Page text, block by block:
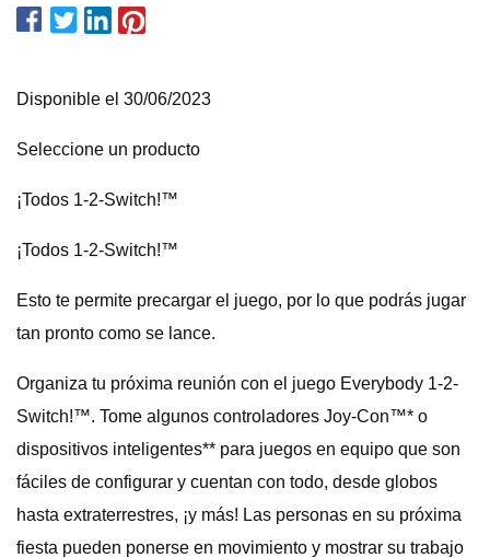
Disponible el 30/06/2023
Seleccione un producto
¡Todos 1-2-Switch!™
¡Todos 1-2-Switch!™
Esto te permite precargar el juego, por lo que podrás jugar
tan pronto como se lance.
Organiza tu próxima reunión con el juego Everybody 1-2-
Switch!™. Tome algunos controladores Joy-Con™* o
dispositivos inteligentes** para juegos en equipo que son
fáciles de configurar y cuentan con todo, desde globos
hasta extraterrestres, ¡y más! Las personas en su próxima
fiesta pueden ponerse en movimiento y mostrar su trabajo